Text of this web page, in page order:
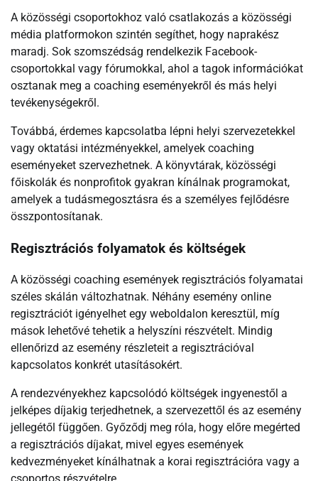
A közösségi csoportokhoz való csatlakozás a közösségi
média platformokon szintén segíthet, hogy naprakész
maradj. Sok szomszédság rendelkezik Facebook-
csoportokkal vagy fórumokkal, ahol a tagok információkat
osztanak meg a coaching eseményekről és más helyi
tevékenységekről.
Továbbá, érdemes kapcsolatba lépni helyi szervezetekkel
vagy oktatási intézményekkel, amelyek coaching
eseményeket szervezhetnek. A könyvtárak, közösségi
főiskolák és nonprofitok gyakran kínálnak programokat,
amelyek a tudásmegosztásra és a személyes fejlődésre
összpontosítanak.
Regisztrációs folyamatok és költségek
A közösségi coaching események regisztrációs folyamatai
széles skálán változhatnak. Néhány esemény online
regisztrációt igényelhet egy weboldalon keresztül, míg
mások lehetővé tehetik a helyszíni részvételt. Mindig
ellenőrizd az esemény részleteit a regisztrációval
kapcsolatos konkrét utasításokért.
A rendezvényekhez kapcsolódó költségek ingyenestől a
jelképes díjakig terjedhetnek, a szervezettől és az esemény
jellegétől függően. Győződj meg róla, hogy előre megérted
a regisztrációs díjakat, mivel egyes események
kedvezményeket kínálhatnak a korai regisztrációra vagy a